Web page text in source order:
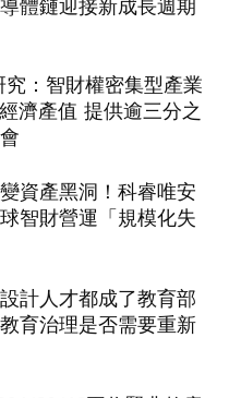
體鏈迎接新成長週期
究：智財權密集型產業
濟產值 提供逾三分之
資產黑洞！科睿唯安
智財營運「規模化失
計人才都成了教育部
育治理是否需要重新